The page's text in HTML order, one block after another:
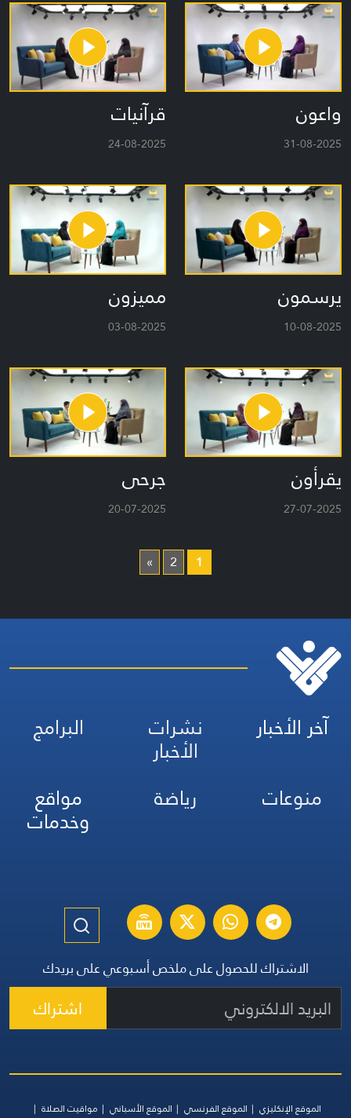
واعون
31-08-2025
قرآنيات
24-08-2025
يرسمون
10-08-2025
مميزون
03-08-2025
يقرأون
27-07-2025
جرحى
20-07-2025
1
2
»
آخر الأخبار نشرات
الأخبار
البرامج
منوعات
رياضة مواقع
وخدمات
الاشتراك للحصول على ملخص أسبوعي على بريدك
اشتراك
الموقع الإنكليزي الموقع الفرنسي الموقع الأسباني مواقيت الصلاة